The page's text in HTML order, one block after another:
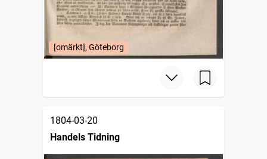
[omärkt], Göteborg
1804-03-20
Handels Tidning